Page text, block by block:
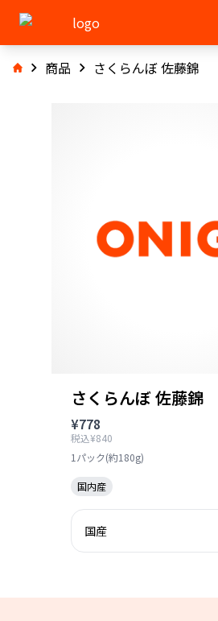
商品 さくらんぼ 佐藤錦
さくらんぼ 佐藤錦
¥778
税込¥840
1パック(約180g)
国内産
国産